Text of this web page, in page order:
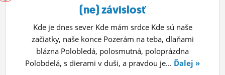
(ne) závislosť
Kde je dnes sever Kde mám srdce Kde sú naše
začiatky, naše konce Pozerám na teba, dlaňami
blázna Polobledá, polosmutná, poloprázdna
Polobdelá, s dierami v duši, a pravdou je... Ďalej »